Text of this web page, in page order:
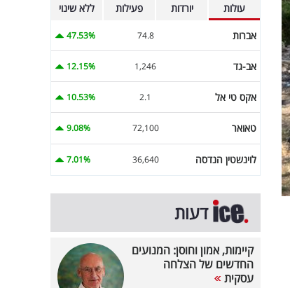
עולות יורדות פעילות ללא שינוי
אברות 74.8
47.53%
אב-גד 1,246
12.15%
אקס טי אל 2.1
10.53%
טאואר 72,100
9.08%
לוינשטין הנדסה 36,640
7.01%
דעות
קיימות, אמון וחוסן: המנועים
החדשים של הצלחה
עסקית